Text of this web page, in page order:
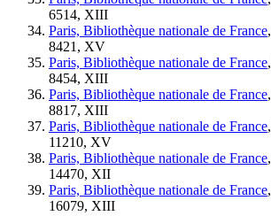
6514, XIII
Paris, Bibliothèque nationale de France
8421, XV
Paris, Bibliothèque nationale de France
8454, XIII
Paris, Bibliothèque nationale de France
8817, XIII
Paris, Bibliothèque nationale de France
11210, XV
Paris, Bibliothèque nationale de France
14470, XII
Paris, Bibliothèque nationale de France
16079, XIII